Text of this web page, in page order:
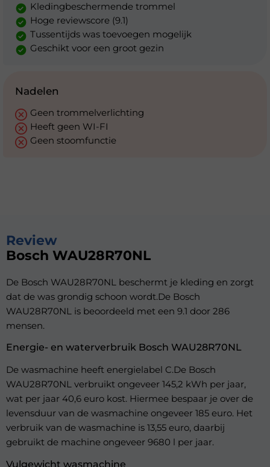
Kledingbeschermende trommel
Hoge reviewscore (9.1)
Tussentijds was toevoegen mogelijk
Geschikt voor een groot gezin
Nadelen
Geen trommelverlichting
Heeft geen WI-FI
Geen stoomfunctie
Review
Bosch WAU28R70NL
De Bosch WAU28R70NL beschermt je kleding en zorgt
dat de was grondig schoon wordt.De Bosch
WAU28R70NL is beoordeeld met een 9.1 door 286
mensen.
Energie- en waterverbruik Bosch WAU28R70NL
De wasmachine heeft energielabel C.De Bosch
WAU28R70NL verbruikt ongeveer 145,2 kWh per jaar,
wat per jaar 40,6 euro kost. Hiermee bespaar je over de
levensduur van de wasmachine ongeveer 185 euro. Het
verbruik van de wasmachine is 13,55 euro, daarbij
gebruikt de machine ongeveer 9680 l per jaar.
Vulgewicht wasmachine